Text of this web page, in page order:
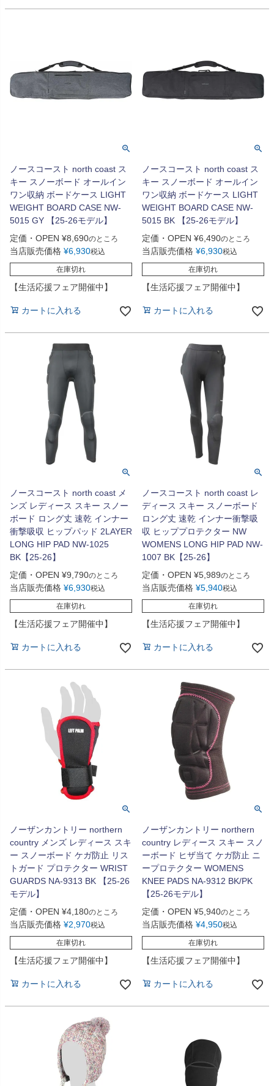
ノースコースト north coast ス
キー スノーボード オールイン
ワン収納 ボードケース LIGHT
WEIGHT BOARD CASE NW-
5015 GY 【25-26モデル】
定価・OPEN ¥8,690のところ
当店販売価格 ¥6,930税込
在庫切れ
【生活応援フェア開催中】
カートに入れる
ノースコースト north coast ス
キー スノーボード オールイン
ワン収納 ボードケース LIGHT
WEIGHT BOARD CASE NW-
5015 BK 【25-26モデル】
定価・OPEN ¥6,490のところ
当店販売価格 ¥6,930税込
在庫切れ
【生活応援フェア開催中】
カートに入れる
ノースコースト north coast メ
ンズ レディース スキー スノー
ボード ロング丈 速乾 インナー
衝撃吸収 ヒップパッド 2LAYER
LONG HIP PAD NW-1025
BK【25-26】
定価・OPEN ¥9,790のところ
当店販売価格 ¥6,930税込
在庫切れ
【生活応援フェア開催中】
カートに入れる
ノースコースト north coast レ
ディース スキー スノーボード
ロング丈 速乾 インナー衝撃吸
収 ヒッププロテクター NW
WOMENS LONG HIP PAD NW-
1007 BK【25-26】
定価・OPEN ¥5,989のところ
当店販売価格 ¥5,940税込
在庫切れ
【生活応援フェア開催中】
カートに入れる
ノーザンカントリー northern
country メンズ レディース スキ
ー スノーボード ケガ防止 リス
トガード プロテクター WRIST
GUARDS NA-9313 BK 【25-26
モデル】
定価・OPEN ¥4,180のところ
当店販売価格 ¥2,970税込
在庫切れ
【生活応援フェア開催中】
カートに入れる
ノーザンカントリー northern
country レディース スキー スノ
ーボード ヒザ当て ケガ防止 ニ
ープロテクター WOMENS
KNEE PADS NA-9312 BK/PK
【25-26モデル】
定価・OPEN ¥5,940のところ
当店販売価格 ¥4,950税込
在庫切れ
【生活応援フェア開催中】
カートに入れる